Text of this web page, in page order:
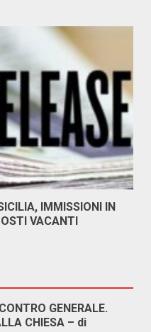
IMMISSIONI IN
VACANTI
GENERALE.
CHIESA – di